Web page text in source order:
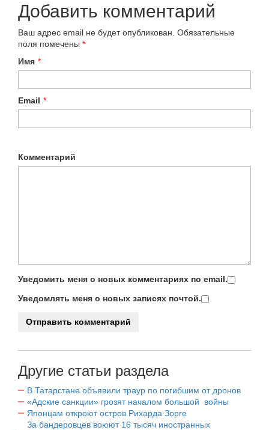
Добавить комментарий
Ваш адрес email не будет опубликован. Обязательные
поля помечены *
Имя *
Email *
Комментарий
Уведомить меня о новых комментариях по email.
Уведомлять меня о новых записях почтой.
Другие статьи раздела
В Татарстане объявили траур по погибшим от дронов
«Адские санкции» грозят началом большой войны
Японцам откроют остров Рихарда Зорге
За бандеровцев воюют 16 тысяч иностранных